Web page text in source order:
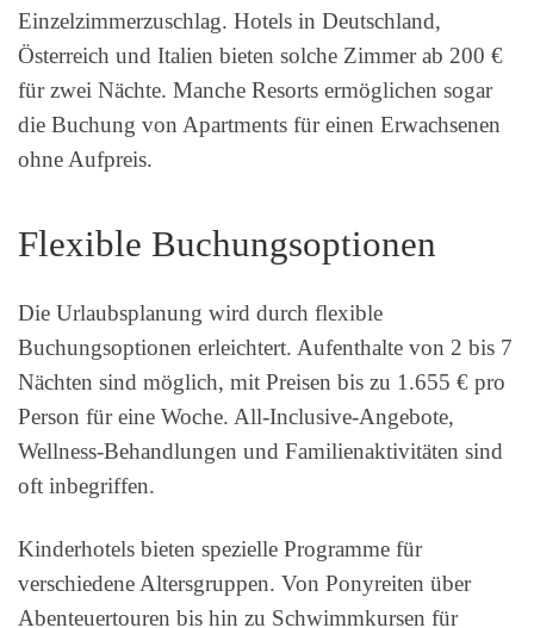
Einzelzimmerzuschlag. Hotels in Deutschland,
Österreich und Italien bieten solche Zimmer ab 200 €
für zwei Nächte. Manche Resorts ermöglichen sogar
die Buchung von Apartments für einen Erwachsenen
ohne Aufpreis.
Flexible Buchungsoptionen
Die Urlaubsplanung wird durch flexible
Buchungsoptionen erleichtert. Aufenthalte von 2 bis 7
Nächten sind möglich, mit Preisen bis zu 1.655 € pro
Person für eine Woche. All-Inclusive-Angebote,
Wellness-Behandlungen und Familienaktivitäten sind
oft inbegriffen.
Kinderhotels bieten spezielle Programme für
verschiedene Altersgruppen. Von Ponyreiten über
Abenteuertouren bis hin zu Schwimmkursen für